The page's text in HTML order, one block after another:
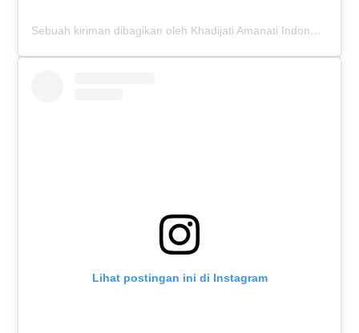
Sebuah kiriman dibagikan oleh Khadijati Amanati Indonesia (@khadijateefoundationindonesia)
Lihat postingan ini di Instagram